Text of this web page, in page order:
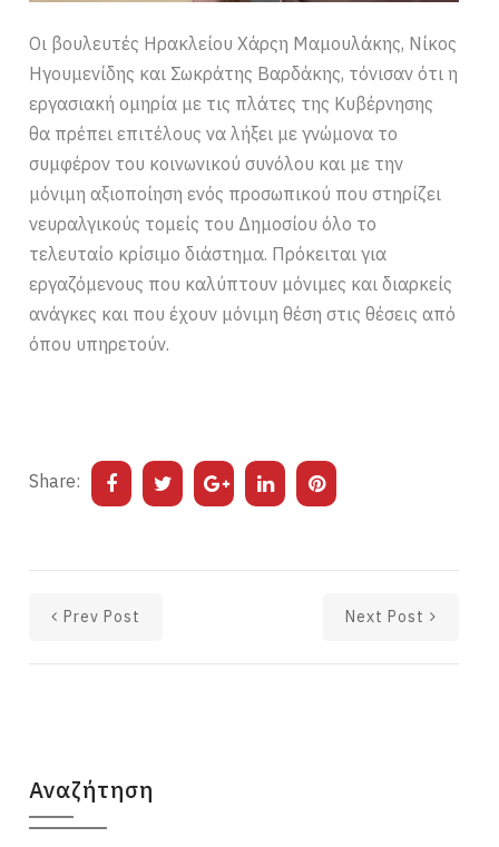
Οι βουλευτές Ηρακλείου Χάρςη Μαμουλάκης, Νίκος
Ηγουμενίδης και Σωκράτης Βαρδάκης, τόνισαν ότι η
εργασιακή ομηρία με τις πλάτες της Κυβέρνησης
θα πρέπει επιτέλους να λήξει με γνώμονα το
συμφέρον του κοινωνικού συνόλου και με την
μόνιμη αξιοποίηση ενός προσωπικού που στηρίζει
νευραλγικούς τομείς του Δημοσίου όλο το
τελευταίο κρίσιμο διάστημα. Πρόκειται για
εργαζόμενους που καλύπτουν μόνιμες και διαρκείς
ανάγκες και που έχουν μόνιμη θέση στις θέσεις από
όπου υπηρετούν.
Share:
Prev Post Next Post
Αναζήτηση